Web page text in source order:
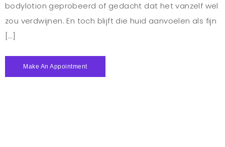
bodylotion geprobeerd of gedacht dat het vanzelf wel
zou verdwijnen. En toch blijft die huid aanvoelen als fijn
[…]
Make An Appointment